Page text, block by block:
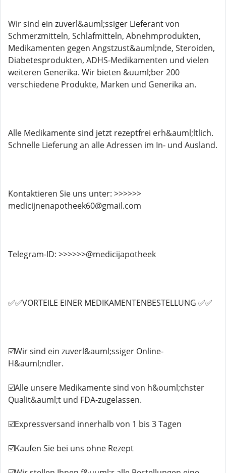
Wir sind ein zuverl&auml;ssiger Lieferant von
Schmerzmitteln, Schlafmitteln, Abnehmprodukten,
Medikamenten gegen Angstzust&auml;nde, Steroiden,
Diabetesprodukten, ADHS-Medikamenten und vielen
weiteren Generika. Wir bieten &uuml;ber 200
verschiedene Produkte, Marken und Generika an.
Alle Medikamente sind jetzt rezeptfrei erh&auml;ltlich.
Schnelle Lieferung an alle Adressen im In- und Ausland.
Kontaktieren Sie uns unter: >>>>>>
medicijnenapotheek60@gmail.com
Telegram-ID: >>>>>>@medicijapotheek
✅✅VORTEILE EINER MEDIKAMENTENBESTELLUNG ✅✅
☑️Wir sind ein zuverl&auml;ssiger Online-
H&auml;ndler.
☑️Alle unsere Medikamente sind von h&ouml;chster
Qualit&auml;t und FDA-zugelassen.
☑️Expressversand innerhalb von 1 bis 3 Tagen
☑️Kaufen Sie bei uns ohne Rezept